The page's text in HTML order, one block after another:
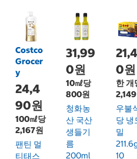
Costco
Grocer
y
24,4
90원
100㎖당
2,167원
팬틴 멀
티태스
31,99
0원
10㎖당
800원
청화농
산 국산
생들기
름
200ml
0원
한 개
우불
당 냉
밀
10